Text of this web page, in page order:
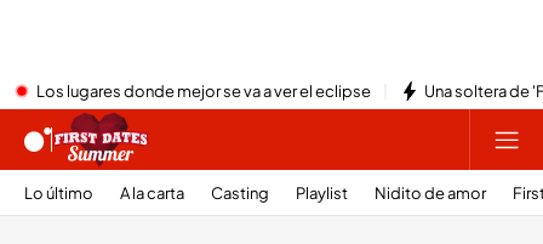
Los lugares donde mejor se va a ver el eclipse Una soltera de
Lo último A la carta Casting Playlist Nidito de amor